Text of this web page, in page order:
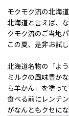
モクモク流の北海
北海道と言えば、
クモク流のご当地
この夏、是非お試
北海道名物の「よ
ミルクの風味豊か
ら羊かん」を塗っ
食べる前にレンチ
がなんともクセにな